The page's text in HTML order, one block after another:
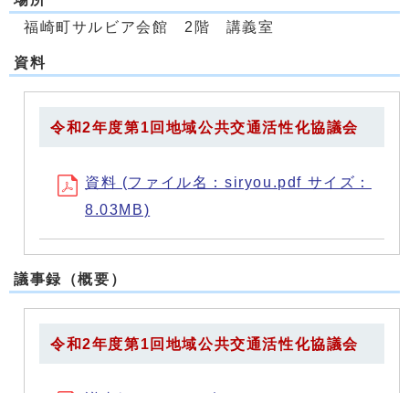
福崎町サルビア会館 2階 講義室
資料
令和2年度第1回地域公共交通活性化協議会
資料 (ファイル名：siryou.pdf サイズ：
8.03MB)
議事録（概要）
令和2年度第1回地域公共交通活性化協議会